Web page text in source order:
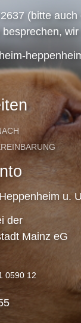
(bitte auch
u.
der
Mainz eG
0590 12